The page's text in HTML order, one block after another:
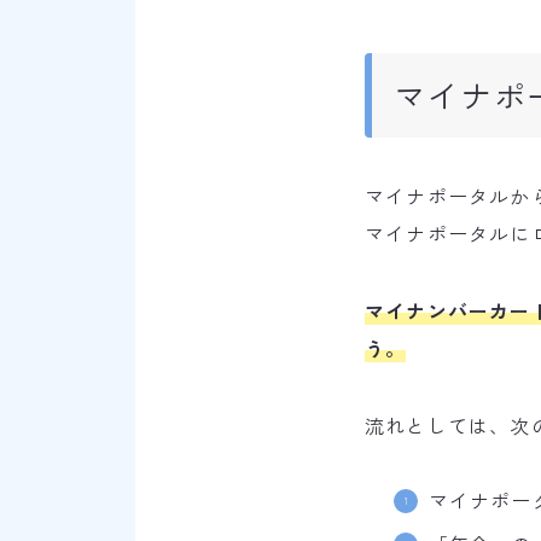
マイナポ
マイナポータル
マイナポータル
マイナンバーカー
う。
流れとしては、次
マイナポ